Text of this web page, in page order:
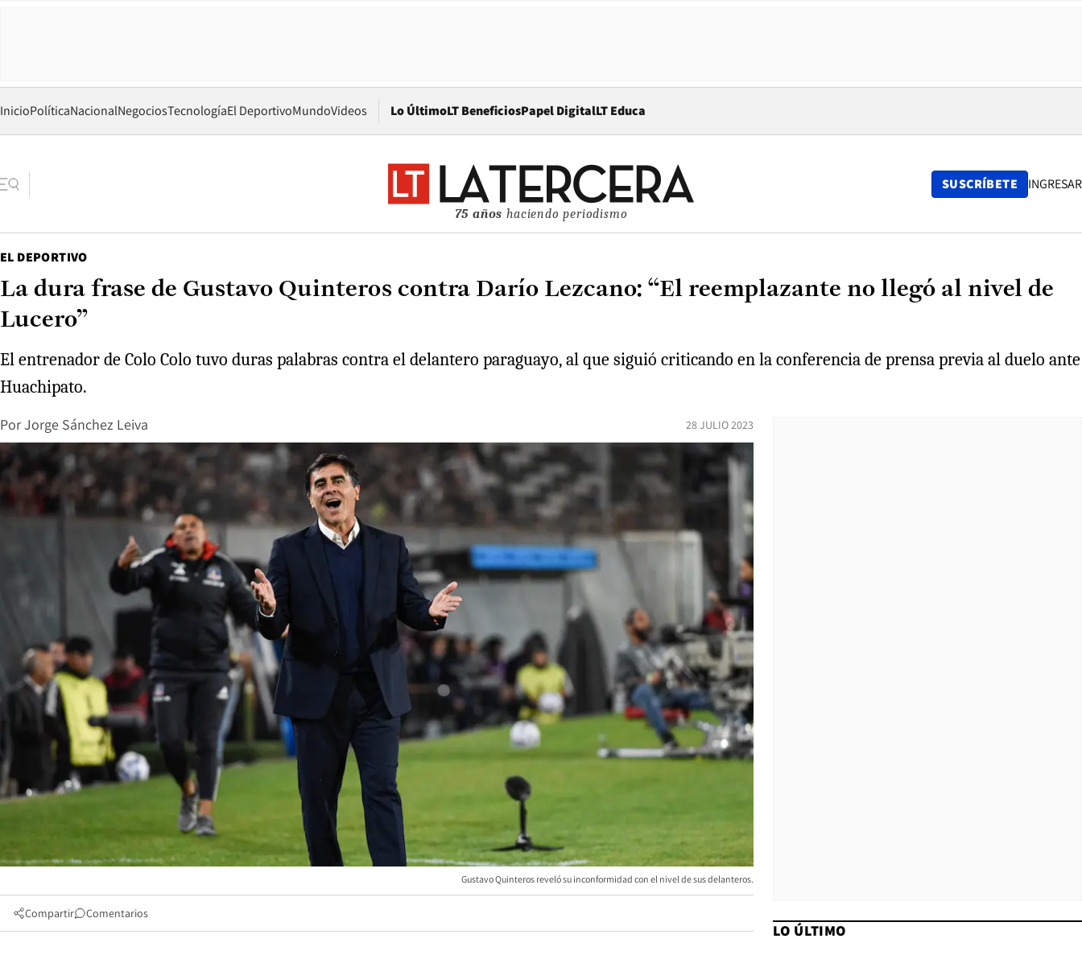
InicioPolíticaNacionalNegociosTecnologíaEl DeportivoMundoVideos Lo ÚltimoLT BeneficiosPapel DigitalOpens in new window
LT Educa
75 años haciendo periodismo
SUSCRÍBETE INGRESAR
EL DEPORTIVO
La dura frase de Gustavo Quinteros contra Darío Lezcano: “El reemplazante no llegó al nivel de
Lucero”
El entrenador de Colo Colo tuvo duras palabras contra el delantero paraguayo, al que siguió criticando en la conferencia de prensa previa al duelo ante
Huachipato.
PorJorge Sánchez Leiva 28 JULIO 2023
Gustavo Quinteros reveló su inconformidad con el nivel de sus delanteros.
Compartir Comentarios
LO ÚLTIMO